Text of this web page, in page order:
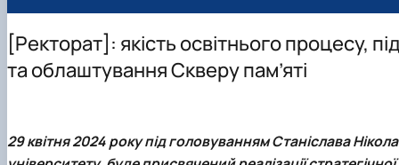
About NUBiP
Leadership & Governance
Campus & Facilities
Distinguished Community
Academic Programs
Cultural Diversity
International Student Support
About Ukraine and Kyiv
Research Excellence
Research Infrastructure
Projects
Publications & Journals
Science for Business
Educational and Research Institutes
Faculties
Educational & Research Farms
Research Institutes
Partnerships
International Projects
Erasmus+ Mobility
International Relations Office
Faculties and Units
University Offices
Press Service
[Ректорат]: якість освітнього процесу,
та облаштування Скверу пам’яті
29 квітня 2024 року під головуваннямСтаніслава